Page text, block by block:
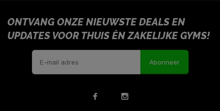
ONTVANG ONZE NIEUWSTE DEALS EN
UPDATES VOOR THUIS ÉN ZAKELIJKE GYMS!
Abonneer